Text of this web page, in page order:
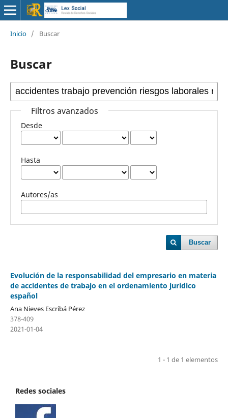
Inicio / Buscar
Buscar
Filtros avanzados
Desde
Hasta
Autores/as
Buscar
Evolución de la responsabilidad del empresario en materia
de accidentes de trabajo en el ordenamiento jurídico
español
Ana Nieves Escribá Pérez
378-409
2021-01-04
1 - 1 de 1 elementos
Redes sociales